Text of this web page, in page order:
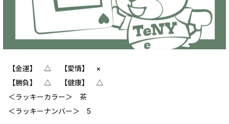
【金運】 △ 【愛情】 ×
【勝負】 △ 【健康】 △
＜ラッキーカラー＞ 茶
＜ラッキーナンバー＞ 5